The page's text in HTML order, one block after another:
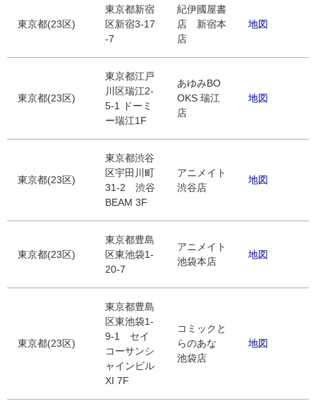
東京都(23区)
東京都新宿
区新宿3-17
-7
紀伊國屋書
店 新宿本
店
地図
東京都(23区)
東京都江戸
川区瑞江2-
5-1 ドーミ
ー瑞江1F
あゆみBO
OKS 瑞江
店
地図
東京都(23区)
東京都渋谷
区宇田川町
31-2 渋谷
BEAM 3F
アニメイト
渋谷店
地図
東京都(23区)
東京都豊島
区東池袋1-
20-7
アニメイト
池袋本店
地図
東京都(23区)
東京都豊島
区東池袋1-
9-1 セイ
コーサンシ
ャインビル
XI 7F
コミックと
らのあな
池袋店
地図